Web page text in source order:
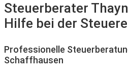
Steuerberater
Hilfe bei der
Professionelle
Schaffhausen